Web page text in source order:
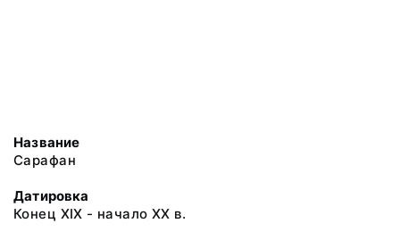
Название
Сарафан
Датировка
Конец ХIХ - начало ХХ в.